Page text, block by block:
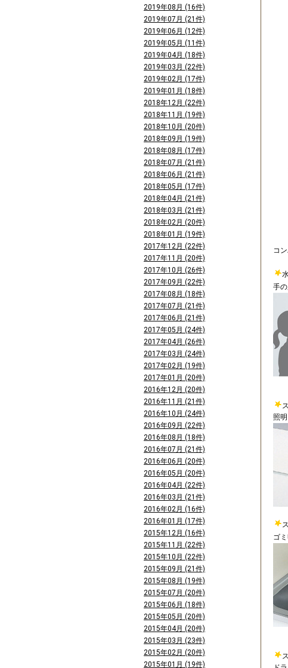
コ
手
照
ゴ
2019年08月 (16件)
2019年07月 (21件)
2019年06月 (12件)
2019年05月 (11件)
2019年04月 (18件)
2019年03月 (22件)
2019年02月 (17件)
2019年01月 (18件)
2018年12月 (22件)
2018年11月 (19件)
2018年10月 (20件)
2018年09月 (19件)
2018年08月 (17件)
2018年07月 (21件)
2018年06月 (21件)
2018年05月 (17件)
2018年04月 (21件)
2018年03月 (21件)
2018年02月 (20件)
2018年01月 (19件)
2017年12月 (22件)
2017年11月 (20件)
2017年10月 (26件)
2017年09月 (22件)
2017年08月 (18件)
2017年07月 (21件)
2017年06月 (21件)
2017年05月 (24件)
2017年04月 (26件)
2017年03月 (24件)
2017年02月 (19件)
2017年01月 (20件)
2016年12月 (20件)
2016年11月 (21件)
2016年10月 (24件)
2016年09月 (22件)
2016年08月 (18件)
2016年07月 (21件)
2016年06月 (20件)
2016年05月 (20件)
2016年04月 (22件)
2016年03月 (21件)
2016年02月 (16件)
2016年01月 (17件)
2015年12月 (16件)
2015年11月 (22件)
2015年10月 (22件)
2015年09月 (21件)
2015年08月 (19件)
2015年07月 (20件)
2015年06月 (18件)
2015年05月 (20件)
2015年04月 (20件)
2015年03月 (23件)
2015年02月 (20件)
2015年01月 (19件)